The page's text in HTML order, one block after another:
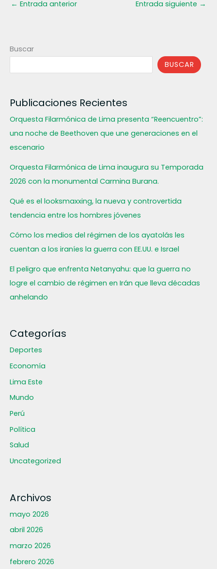
← Entrada anterior Entrada siguiente →
Buscar
BUSCAR
Publicaciones Recientes
Orquesta Filarmónica de Lima presenta “Reencuentro”:
una noche de Beethoven que une generaciones en el
escenario
Orquesta Filarmónica de Lima inaugura su Temporada
2026 con la monumental Carmina Burana.
Qué es el looksmaxxing, la nueva y controvertida
tendencia entre los hombres jóvenes
Cómo los medios del régimen de los ayatolás les
cuentan a los iraníes la guerra con EE.UU. e Israel
El peligro que enfrenta Netanyahu: que la guerra no
logre el cambio de régimen en Irán que lleva décadas
anhelando
Categorías
Deportes
Economía
Lima Este
Mundo
Perú
Política
Salud
Uncategorized
Archivos
mayo 2026
abril 2026
marzo 2026
febrero 2026